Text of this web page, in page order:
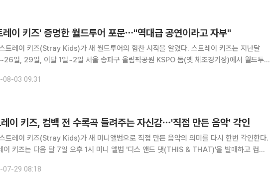
레이 키즈' 증명한 월드투어 포문⋯"역대급 공연이라고 자부"
레이 키즈(Stray Kids)가 새 월드투어의 힘찬 시작을 알렸다. 스트레이 키즈는 지난달
일, 29일, 이달 1일~2일 서울 송파구 올림픽공원 KSPO 돔(옛 체조경기장)에서 월드투어
까지 총 5회에 걸
08-03 09:31
이 키즈, 컴백 전 수록곡 들려주는 자신감⋯'직접 만든 음악' 각인
트레이 키즈(Stray Kids)가 새 미니앨범으로 직접 만든 음악의 의미를 다시 한번 각인한다.
이 키즈는 다음 달 7일 오후 1시 미니 앨범 '디스 앤드 댓(THIS & THAT)'을 발매하고 컴백
07-29 08:18